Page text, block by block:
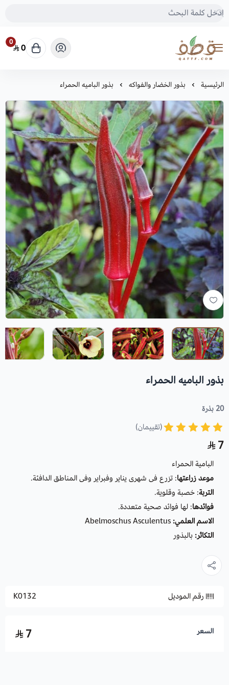
متجر قطف للبذور
0
0
الرئيسية بذور الخضار والفواكه بذور الباميه الحمراء
بذور الباميه الحمراء
20 بذرة
(تقييمان)
7
البامية الحمراء
موعد زراعتها: تزرع فى شهرى يناير وفبراير وفى المناطق الدافئة.
التربة: خصبة وقلوية.
فوائدها: لها فوائد صحية متعددة.
الاسم العلمي:
التكاثر:بالبذور
رقم الموديل K0132
السعر 7